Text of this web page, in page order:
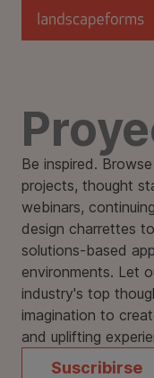
Saltar al contenido
Be inspired.
projects, thought
webinars,
design charrettes
solutions-based
environments. Let
industry's top
imagination to
and uplifting
Suscribirse